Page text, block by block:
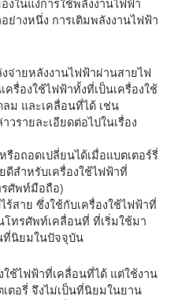
างหนึ่ง การเติมพลังงานไฟฟ้า
จ่ายหลังงานไฟฟ้าผ่านสายไฟ
รื่องใช้ไฟฟ้าทั้งที่เป็นเครื่องใช้
ม และเคลื่อนที่ได้ เช่น
รายละเอียดต่อไปในเรื่อง
อถอดเปลี่ยนได้เมื่อแบตเตอร์รี่
สำหรับเครื่องใช้ไฟฟ้าที่
ศัพท์มือถือ)
สาย ซึ่งใช้กับเครื่องใช้ไฟฟ้าที่
โทรศัพท์เคลื่อนที่ ที่เริ่มใช้มา
ที่นิยมในปัจจุบัน
ช้ไฟฟ้าที่เคลื่อนที่ได้ แต่ใช้งาน
ตอรี่ จึงไม่เป็นที่นิยมในยาน